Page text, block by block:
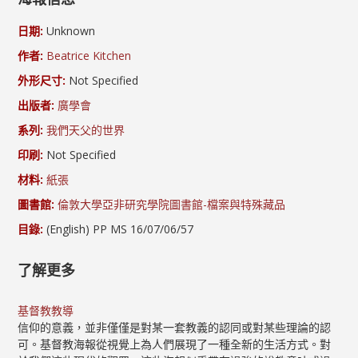
日期: Unknown
作者: Beatrice Kitchen
外形尺寸: Not Specified
出版者: 廣學會
系列: 我們天父的世界
印刷: Not Specified
材料: 紙張
圖書館: 倫敦大學亞非研究學院圖書館-檔案與特殊藏品
目錄: (English) PP MS 16/07/06/57
了解更多
基督教教導
信仰的意義，並非僅僅是對某一套教義的認同或對某些理論的認
可。基督教海報從視覺上為人們展現了一種全新的生活方式。對